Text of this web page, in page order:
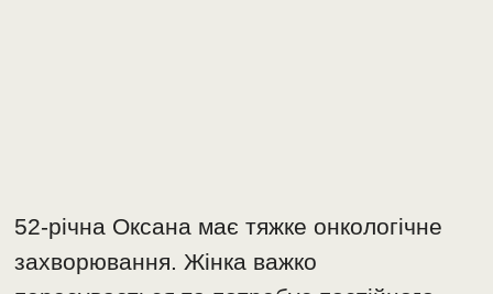
52-річна Оксана має тяжке онкологічне
захворювання. Жінка важко